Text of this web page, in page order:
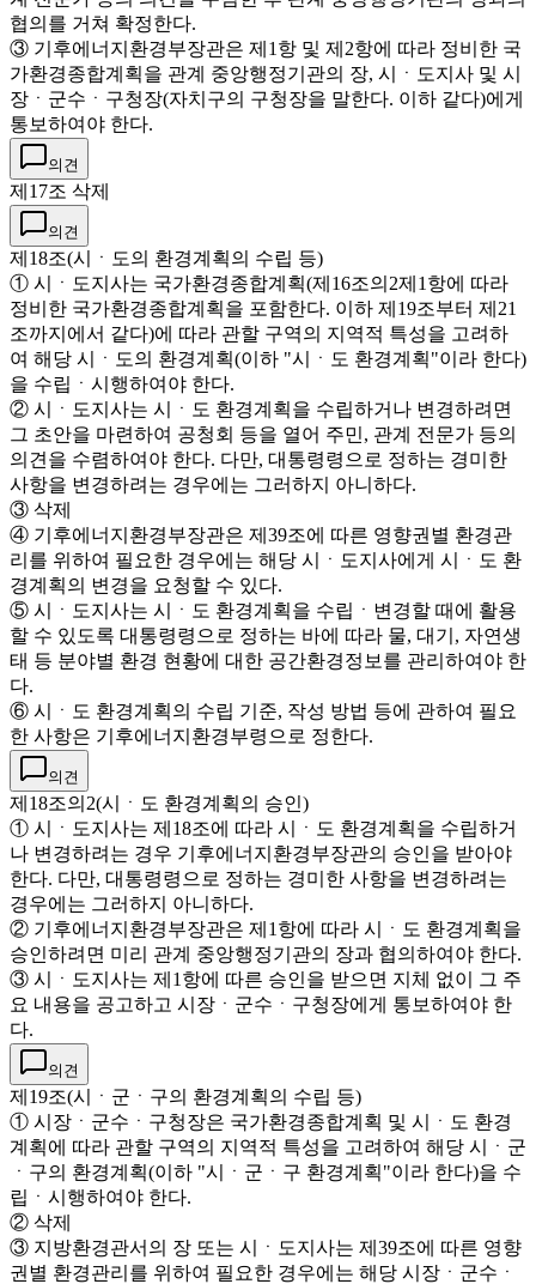
협의를 거쳐 확정한다.
③ 기후에너지환경부장관은 제1항 및 제2항에 따라 정비한 국
가환경종합계획을 관계 중앙행정기관의 장, 시ㆍ도지사 및 시
장ㆍ군수ㆍ구청장(자치구의 구청장을 말한다. 이하 같다)에게
통보하여야 한다.
의견
제17조 삭제
의견
제18조(시ㆍ도의 환경계획의 수립 등)
① 시ㆍ도지사는 국가환경종합계획(제16조의2제1항에 따라
정비한 국가환경종합계획을 포함한다. 이하 제19조부터 제21
조까지에서 같다)에 따라 관할 구역의 지역적 특성을 고려하
여 해당 시ㆍ도의 환경계획(이하 "시ㆍ도 환경계획"이라 한다)
을 수립ㆍ시행하여야 한다.
② 시ㆍ도지사는 시ㆍ도 환경계획을 수립하거나 변경하려면
그 초안을 마련하여 공청회 등을 열어 주민, 관계 전문가 등의
의견을 수렴하여야 한다. 다만, 대통령령으로 정하는 경미한
사항을 변경하려는 경우에는 그러하지 아니하다.
③ 삭제
④ 기후에너지환경부장관은 제39조에 따른 영향권별 환경관
리를 위하여 필요한 경우에는 해당 시ㆍ도지사에게 시ㆍ도 환
경계획의 변경을 요청할 수 있다.
⑤ 시ㆍ도지사는 시ㆍ도 환경계획을 수립ㆍ변경할 때에 활용
할 수 있도록 대통령령으로 정하는 바에 따라 물, 대기, 자연생
태 등 분야별 환경 현황에 대한 공간환경정보를 관리하여야 한
다.
⑥ 시ㆍ도 환경계획의 수립 기준, 작성 방법 등에 관하여 필요
한 사항은 기후에너지환경부령으로 정한다.
의견
제18조의2(시ㆍ도 환경계획의 승인)
① 시ㆍ도지사는 제18조에 따라 시ㆍ도 환경계획을 수립하거
나 변경하려는 경우 기후에너지환경부장관의 승인을 받아야
한다. 다만, 대통령령으로 정하는 경미한 사항을 변경하려는
경우에는 그러하지 아니하다.
② 기후에너지환경부장관은 제1항에 따라 시ㆍ도 환경계획을
승인하려면 미리 관계 중앙행정기관의 장과 협의하여야 한다.
③ 시ㆍ도지사는 제1항에 따른 승인을 받으면 지체 없이 그 주
요 내용을 공고하고 시장ㆍ군수ㆍ구청장에게 통보하여야 한
다.
의견
제19조(시ㆍ군ㆍ구의 환경계획의 수립 등)
① 시장ㆍ군수ㆍ구청장은 국가환경종합계획 및 시ㆍ도 환경
계획에 따라 관할 구역의 지역적 특성을 고려하여 해당 시ㆍ군
ㆍ구의 환경계획(이하 "시ㆍ군ㆍ구 환경계획"이라 한다)을 수
립ㆍ시행하여야 한다.
② 삭제
③ 지방환경관서의 장 또는 시ㆍ도지사는 제39조에 따른 영향
권별 환경관리를 위하여 필요한 경우에는 해당 시장ㆍ군수ㆍ